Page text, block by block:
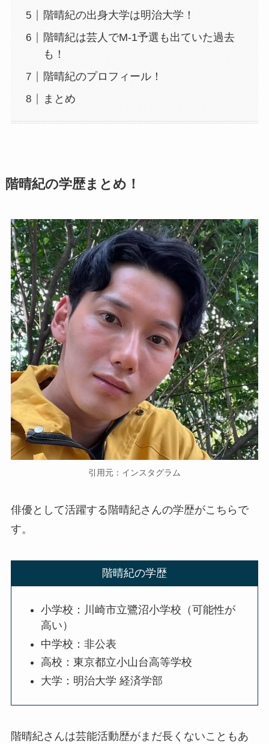
階晴紀の出身大学は明治大学！
階晴紀は芸人でM-1予選も出ていた過去
も！
階晴紀のプロフィール！
まとめ
階晴紀の学歴まとめ！
引用元：インスタグラム
俳優として活躍する階晴紀さんの学歴がこちらで
す。
階晴紀の学歴
小学校：川崎市立鷺沼小学校（可能性が
高い）
中学校：非公表
高校：東京都立小山台高等学校
大学：明治大学 経済学部
階晴紀さんは芸能活動歴がまだ長くないこともあ